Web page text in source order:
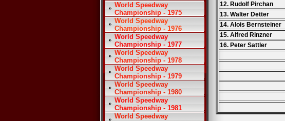
World Speedway
Championship - 1975
World Speedway
Championship - 1976
World Speedway
Championship - 1977
World Speedway
Championship - 1978
World Speedway
Championship - 1979
World Speedway
Championship - 1980
World Speedway
Championship - 1981
World Speedway
12. Rudolf Pirchan
13. Walter Detter
14. Alois Bernsteiner
15. Alfred Rinzner
16. Peter Sattler